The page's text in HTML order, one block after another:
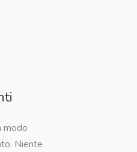
modo
Niente